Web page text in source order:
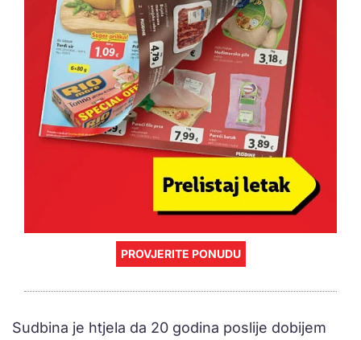
PROVJERITE PONUDU
Sudbina je htjela da 20 godina poslije dobijem